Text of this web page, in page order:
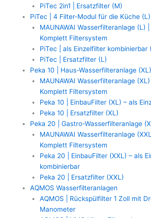
PiTec 2in1 | Ersatzfilter (M)
PiTec | 4 Filter-Modul für die Küche (L)
MAUNAWAI Wasserfilteranlage (L)
Komplett Filtersystem
PiTec | als Einzelfilter kombinierbar
PiTec | Ersatzfilter (L)
Peka 10 | Haus-Wasserfilteranlage
MAUNAWAI Wasserfilteranlage
Komplett Filtersystem
Peka 10 | EinbauFilter (XL) – als
Peka 10 | Ersatzfilter (XL)
Peka 20 | Gastro-Wasserfilteranlage
MAUNAWAI Wasserfilteranlage
Komplett Filtersystem
Peka 20 | EinbauFilter (XXL) – als
kombinierbar
Peka 20 | Ersatzfilter (XXL)
AQMOS Wasserfilteranlagen
AQMOS | Rückspülfilter 1 Zoll mit
Manometer